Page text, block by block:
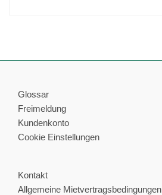
Glossar
Freimeldung
Kundenkonto
Cookie Einstellungen
Kontakt
Allgemeine Mietvertragsbedingungen